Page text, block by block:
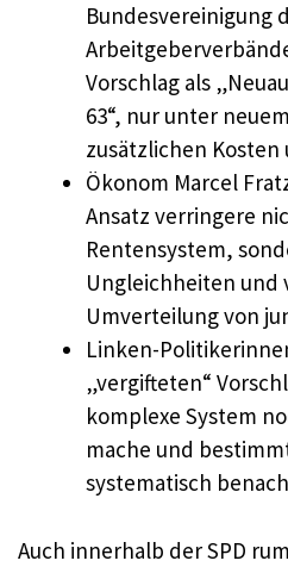
Bundesvereinigung
Vorschlag als
63“, nur unter
zusätzlichen
Ökonom Marcel
Ansatz verringere
Rentensystem,
Ungleichheiten und
Umverteilung von
Linken-
„vergifteten“
komplexe System
mache und
systematisch
Auch innerhalb der SPD